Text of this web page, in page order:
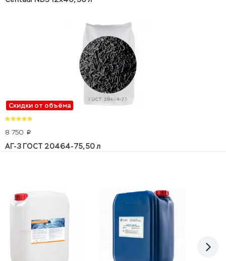
Скидки от объёма
8 750 p
АГ-3 ГОСТ 20464-75, 50 л